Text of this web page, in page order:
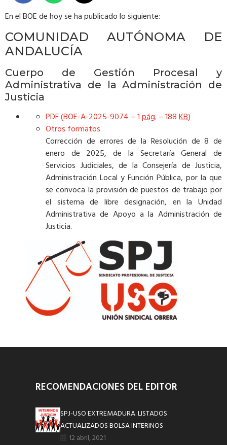
En el BOE de hoy se ha publicado lo siguiente:
COMUNIDAD AUTÓNOMA DE
ANDALUCÍA
Cuerpo de Gestión Procesal y
Administrativa de la Administración de
Justicia
PDF (BOE-A-2025-9074 – 1pág. – 188KB)
Otros formatos
Corrección de errores de la Resolución de 8 de
enero de 2025, de la Secretaría General de
Servicios Judiciales, de la Consejería de Justicia,
Administración Local y Función Pública, por la que
se convoca la provisión de puestos de trabajo por
el sistema de libre designación, en la Unidad
Administrativa de Apoyo a la Administración de
Justicia.
RECOMENDACIONES DEL EDITOR
SPJ-USO EXTREMADURA. LISTADOS
ACTUALIZADOS BOLSA INTERINOS
12 abril, 2021